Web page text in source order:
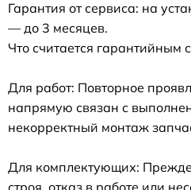
Гарантия от сервиса: на
— до 3 месяцев.
Что считается гарантийным
Для работ: Повторное
напрямую связан с
некорректный монтаж
Для комплектующих:
строя, отказ в работе или